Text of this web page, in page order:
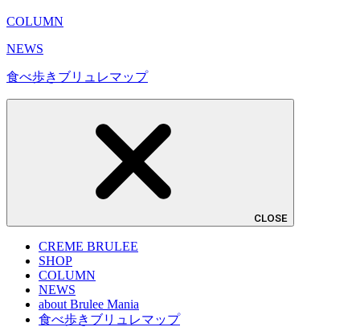
COLUMN
NEWS
食べ歩きブリュレマップ
CLOSE
CREME BRULEE
SHOP
COLUMN
NEWS
about Brulee Mania
食べ歩きブリュレマップ